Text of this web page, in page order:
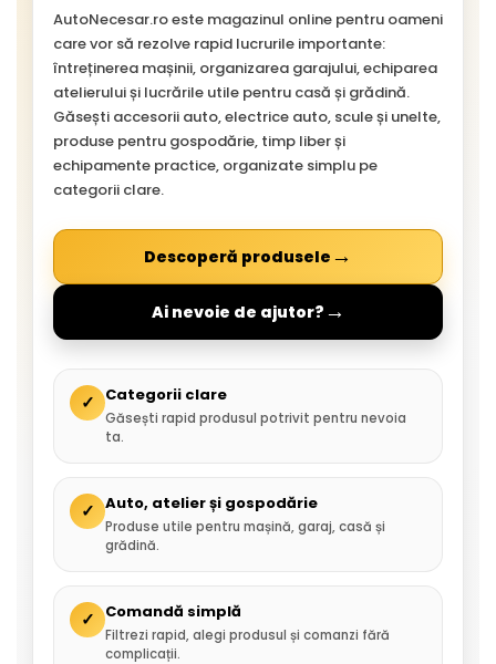
AutoNecesar.ro este magazinul online pentru oameni
care vor să rezolve rapid lucrurile importante:
întreținerea mașinii, organizarea garajului, echiparea
atelierului și lucrările utile pentru casă și grădină.
Găsești accesorii auto, electrice auto, scule și unelte,
produse pentru gospodărie, timp liber și
echipamente practice, organizate simplu pe
categorii clare.
Descoperă produsele →
Ai nevoie de ajutor? →
✓ Categorii clare
Găsești rapid produsul potrivit pentru nevoia
ta.
✓ Auto, atelier și gospodărie
Produse utile pentru mașină, garaj, casă și
grădină.
✓ Comandă simplă
Filtrezi rapid, alegi produsul și comanzi fără
complicații.